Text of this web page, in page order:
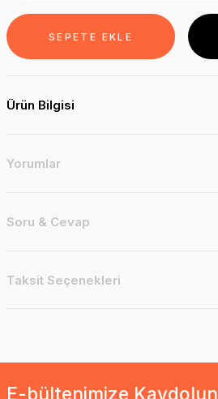
SEPETE EKLE
Ürün Bilgisi
Yorumlar
Soru & Cevap
Taksit Seçenekleri
E-bültenimize Kaydolun